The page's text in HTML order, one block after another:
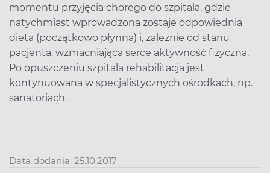
momentu przyjęcia chorego do szpitala, gdzie
natychmiast wprowadzona zostaje odpowiednia
dieta (początkowo płynna) i, zależnie od stanu
pacjenta, wzmacniająca serce aktywność fizyczna.
Po opuszczeniu szpitala rehabilitacja jest
kontynuowana w specjalistycznych ośrodkach, np.
sanatoriach.
Data dodania: 25.10.2017